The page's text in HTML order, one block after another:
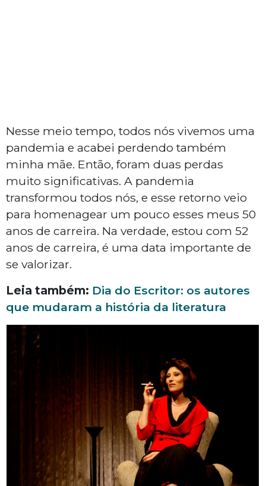
Nesse meio tempo, todos nós vivemos uma
pandemia e acabei perdendo também
minha mãe. Então, foram duas perdas
muito significativas. A pandemia
transformou todos nós, e esse retorno veio
para homenagear um pouco esses meus 50
anos de carreira. Na verdade, estou com 52
anos de carreira, é uma data importante de
se valorizar.
Leia também: Dia do Escritor: os autores
que mudaram a história da literatura